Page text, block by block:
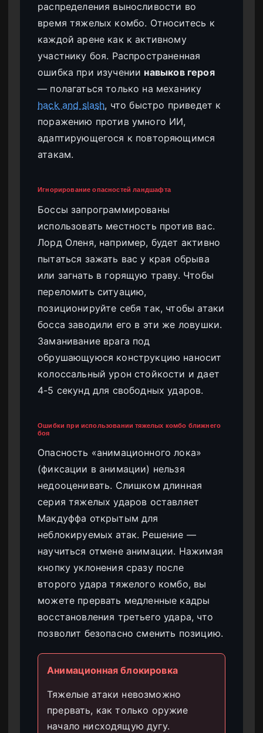
распределения выносливости во
время тяжелых комбо. Относитесь к
каждой арене как к активному
участнику боя. Распространенная
ошибка при изучении навыков героя
— полагаться только на механику
hack and slash, что быстро приведет к
поражению против умного ИИ,
адаптирующегося к повторяющимся
атакам.
Игнорирование опасностей ландшафта
Боссы запрограммированы
использовать местность против вас.
Лорд Оленя, например, будет активно
пытаться зажать вас у края обрыва
или загнать в горящую траву. Чтобы
переломить ситуацию,
позиционируйте себя так, чтобы атаки
босса заводили его в эти же ловушки.
Заманивание врага под
обрушающуюся конструкцию наносит
колоссальный урон стойкости и дает
4-5 секунд для свободных ударов.
Ошибки при использовании тяжелых комбо ближнего
боя
Опасность «анимационного лока»
(фиксации в анимации) нельзя
недооценивать. Слишком длинная
серия тяжелых ударов оставляет
Макдуффа открытым для
неблокируемых атак. Решение —
научиться отмене анимации. Нажимая
кнопку уклонения сразу после
второго удара тяжелого комбо, вы
можете прервать медленные кадры
восстановления третьего удара, что
позволит безопасно сменить позицию.
Анимационная блокировка
Тяжелые атаки невозможно
прервать, как только оружие
начало нисходящую дугу.